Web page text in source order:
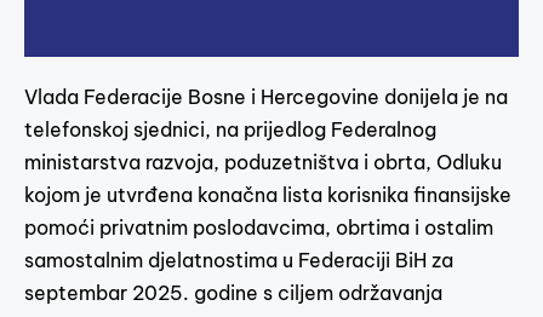
Vlada Federacije Bosne i Hercegovine donijela je na
telefonskoj sjednici, na prijedlog Federalnog
ministarstva razvoja, poduzetništva i obrta, Odluku
kojom je utvrđena konačna lista korisnika finansijske
pomoći privatnim poslodavcima, obrtima i ostalim
samostalnim djelatnostima u Federaciji BiH za
septembar 2025. godine s ciljem održavanja